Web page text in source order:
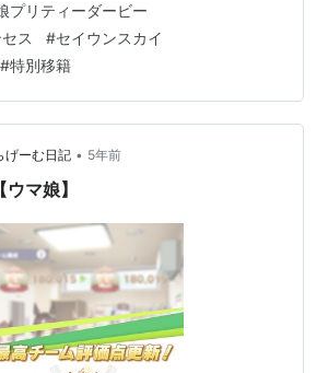
馬を見ていたので印象に残ってるん
のエリザベス女王杯で1着で入ったん
定をされて降格し、泣く泣くフサイ
を譲って荒れたのは未だに記憶に残っ
ル杯で出てくるカワカミプリンセスが
ので、その…
プリティーダービー
ス #セイウンスカイ
#特別移籍
げーむ日記 • 5年前
マ娘】